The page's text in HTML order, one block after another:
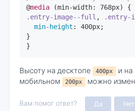
@media (min-width: 768px
.entry-image--full , .entry-
min-height : 400px;
}
}
Высоту на десктопе 400px
и на
мобильном
200px можно
Вам помог ответ? Да Нет